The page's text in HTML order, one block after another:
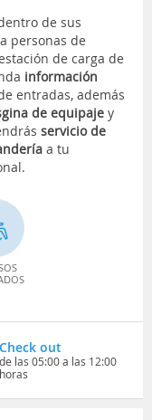
de sus
personas de
de carga de
información
entradas, además
de equipaje y
servicio de
a tu
Check out
de las 05:00 a las 12:00
horas